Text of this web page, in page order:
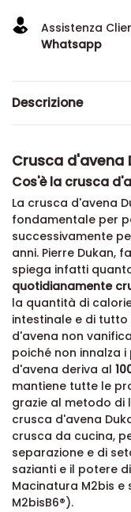
Assistenza
Whatsapp
Descrizione
Crusca d'avena
Cos'è la crusca
La crusca d'avena
fondamentale per
successivamente
anni. Pierre Dukan,
spiega infatti
quotidianamente
la quantità di
intestinale e di
d'avena non
poiché non innalza
d'avena deriva al
mantiene tutte le
grazie al metodo di
crusca d'avena
crusca da cucina,
separazione e di
sazianti e il potere
Macinatura M2bis
M2bisB6®).